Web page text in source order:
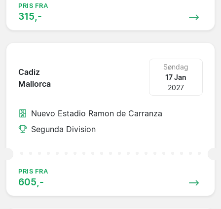
PRIS FRA
315,-
Cadiz
Mallorca
Søndag
17 Jan
2027
Nuevo Estadio Ramon de Carranza
Segunda Division
PRIS FRA
605,-